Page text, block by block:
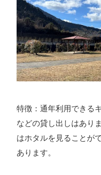
特徴：通年利用できる
などの貸し出しはあり
はホタルを見ることが
あります。